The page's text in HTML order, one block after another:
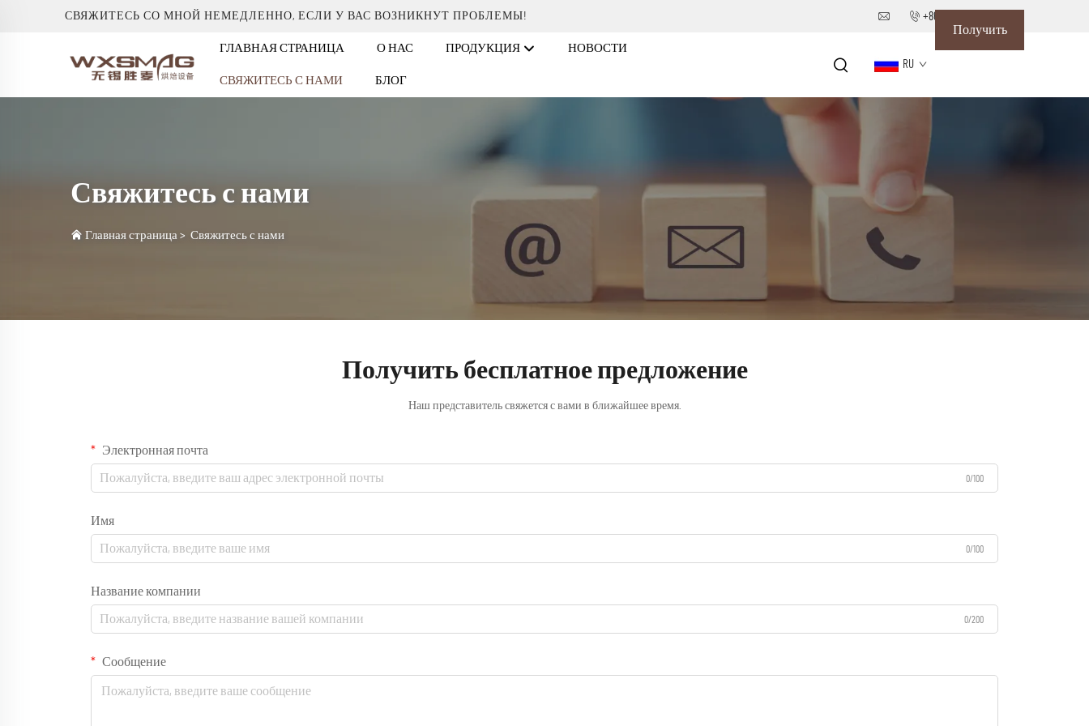
СВЯЖИТЕСЬ СО МНОЙ НЕМЕДЛЕННО, ЕСЛИ У ВАС ВОЗНИКНУТ ПРОБЛЕМЫ! +86-18652826331
ГЛАВНАЯ СТРАНИЦА О НАС ПРОДУКЦИЯ НОВОСТИ
СВЯЖИТЕСЬ С НАМИ БЛОГ
RU
Получить
Свяжитесь с нами
Главная страница > Свяжитесь с нами
Получить бесплатное предложение
Наш представитель свяжется с вами в ближайшее время.
Электронная почта
0/100
Имя
0/100
Название компании
0/200
Сообщение